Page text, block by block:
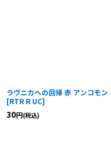
ラヴニカへの回帰 赤 アンコモン
[RTR R UC]
30円(税込)